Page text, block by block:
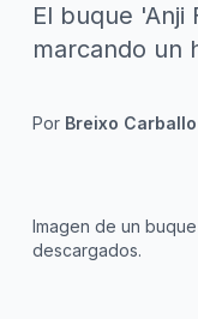
El buque
marcando un
Por Breixo
Imagen de un
descargados.